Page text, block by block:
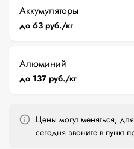
Аккумуляторы
до 63 руб./кг
Алюминий
до 137 руб./кг
Цены могут меняться,
сегодня звоните в пункт